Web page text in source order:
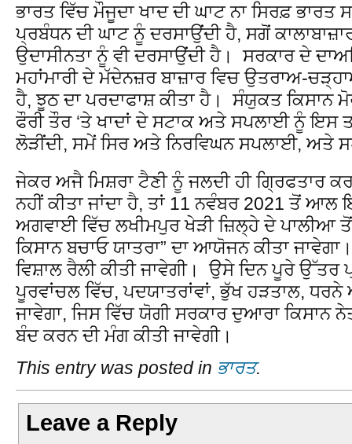
ਭਾਰਤ ਵਿੱਚ ਮੌਜੂਦਾ ਖਾਦ ਦੀ ਘਾਟ ਨਾ ਸਿਰਫ਼
ਪ੍ਰਬੰਧਨ ਦੀ ਘਾਟ ਨੂੰ ਦਰਸਾਉਂਦੀ ਹੈ, ਸਗੋਂ
ਉਦਾਸੀਨਤਾ ਨੂੰ ਵੀ ਦਰਸਾਉਂਦੀ ਹੈ। ਸਰਕਾਰ ਦੇ
ਮਹਾਂਮਾਰੀ ਦੇ ਮੱਦੇਨਜ਼ਰ ਬਾਜ਼ਾਰ ਵਿਚ ਉਤਰਾਅ-
ਹੈ, ਝੂਠ ਦਾ ਪਰਦਾਫਾਸ਼ ਕੀਤਾ ਹੈ। ਸੰਯੁਕਤ ਕਿਸਾਨ
ਫੌਰੀ ਤੌਰ ‘ਤੇ ਖਾਦਾਂ ਦੇ ਸਟਾਕ ਅਤੇ ਸਪਲਾਈ ਨੂੰ ਇਸ
ਲੋੜੀਂਦੀ, ਸਮੇਂ ਸਿਰ ਅਤੇ ਨਿਰਵਿਘਨ ਸਪਲਾਈ, ਅਤੇ
ਜੇਕਰ ਅਜੈ ਮਿਸ਼ਰਾ ਟੈਣੀ ਨੂੰ ਜਲਦੀ ਹੀ ਗ੍ਰਿਫਤਾਰ
ਨਹੀਂ ਕੀਤਾ ਜਾਂਦਾ ਹੈ, ਤਾਂ 11 ਨਵੰਬਰ 2021 ਤੋਂ ਆਲ
ਅਗਵਾਈ ਵਿੱਚ ਲਖੀਮਪੁਰ ਖੇੜੀ ਜ਼ਿਲ੍ਹੇ ਦੇ ਪਾਲੀਆ
ਕਿਸਾਨ ਬਚਾਓ ਯਾਤਰਾ” ਦਾ ਆਯੋਜਨ ਕੀਤਾ
ਵਿਸ਼ਾਲ ਰੈਲੀ ਕੀਤੀ ਜਾਵੇਗੀ। ਉਸੇ ਦਿਨ ਪੂਰੇ ਉੱਤਰ
ਪੂਰਵਾਂਚਲ ਵਿੱਚ, ਪਦਯਾਤਰਾਂਵਾਂ, ਭੁੱਖ ਹੜਤਾਲ,
ਜਾਵੇਗਾ, ਜਿਸ ਵਿੱਚ ਯੋਗੀ ਸਰਕਾਰ ਦੁਆਰਾ ਕਿਸਾਨ
ਬੰਦ ਕਰਨ ਦੀ ਮੰਗ ਕੀਤੀ ਜਾਵੇਗੀ।
This entry was posted in ਭਾਰਤ.
Leave a Reply